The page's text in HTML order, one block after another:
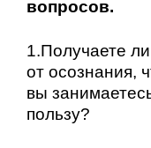
вопросов.
1.Получаете
от осознания,
вы
пользу?